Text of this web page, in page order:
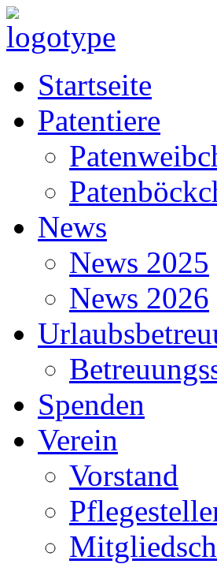
Startseite
Patentiere
News
News 2025
News 2026
Spenden
Verein
Vorstand